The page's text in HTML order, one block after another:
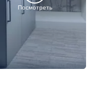
Посмотреть